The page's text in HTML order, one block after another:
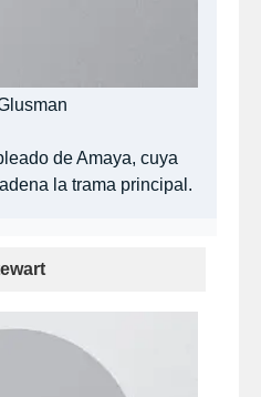
de Amaya, cuya
la trama principal.